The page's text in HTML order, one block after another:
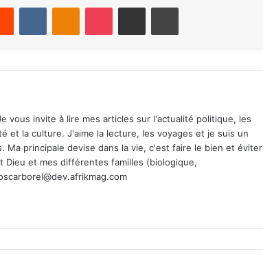
vous invite à lire mes articles sur l'actualité politique, les
et la culture. J'aime la lecture, les voyages et je suis un
Ma principale devise dans la vie, c'est faire le bien et éviter
Dieu et mes différentes familles (biologique,